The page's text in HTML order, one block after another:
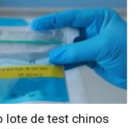
Digital
lote de test chinos